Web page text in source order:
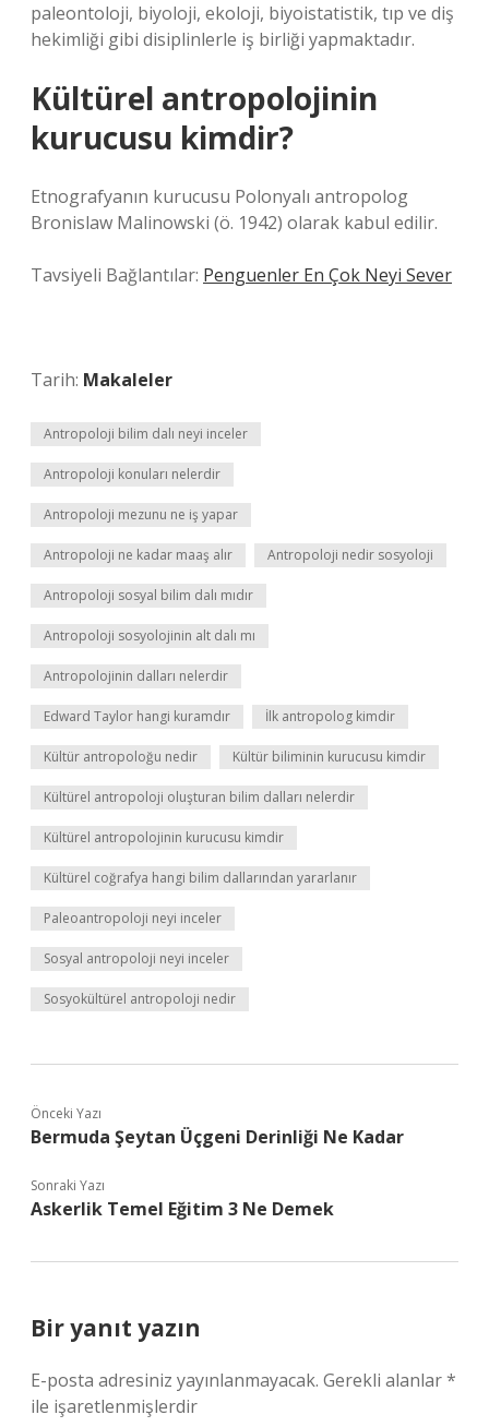
paleontoloji, biyoloji, ekoloji, biyoistatistik, tıp ve diş
hekimliği gibi disiplinlerle iş birliği yapmaktadır.
Kültürel antropolojinin
kurucusu kimdir?
Etnografyanın kurucusu Polonyalı antropolog
Bronislaw Malinowski (ö. 1942) olarak kabul edilir.
Tavsiyeli Bağlantılar: Penguenler En Çok Neyi Sever
Tarih: Makaleler
Antropoloji bilim dalı neyi inceler
Antropoloji konuları nelerdir
Antropoloji mezunu ne iş yapar
Antropoloji ne kadar maaş alır Antropoloji nedir sosyoloji
Antropoloji sosyal bilim dalı mıdır
Antropoloji sosyolojinin alt dalı mı
Antropolojinin dalları nelerdir
Edward Taylor hangi kuramdır İlk antropolog kimdir
Kültür antropoloğu nedir Kültür biliminin kurucusu kimdir
Kültürel antropoloji oluşturan bilim dalları nelerdir
Kültürel antropolojinin kurucusu kimdir
Kültürel coğrafya hangi bilim dallarından yararlanır
Paleoantropoloji neyi inceler
Sosyal antropoloji neyi inceler
Sosyokültürel antropoloji nedir
Önceki Yazı
Bermuda Şeytan Üçgeni Derinliği Ne Kadar
Sonraki Yazı
Askerlik Temel Eğitim 3 Ne Demek
Bir yanıt yazın
E-posta adresiniz yayınlanmayacak. Gerekli alanlar*
ile işaretlenmişlerdir